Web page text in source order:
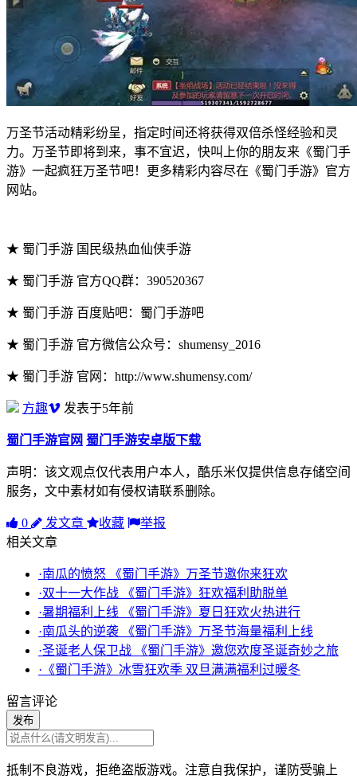
万圣节活动精彩纷呈，指定时间还将获得双倍杀怪经验和灵
力。万圣节即将到来，事不宜迟，快叫上你的朋友来《蜀门手
游》一起疯狂万圣节吧！更多精彩内容尽在《蜀门手游》官方
网站。
★ 蜀门手游 国民级热血仙侠手游
★ 蜀门手游 官方QQ群：390520367
★ 蜀门手游 百度贴吧：蜀门手游吧
★ 蜀门手游 官方微信公众号：shumensy_2016
★ 蜀门手游 官网：http://www.shumensy.com/
方趣 发表于5年前
蜀门手游官网 蜀门手游安卓版下载
声明：该文观点仅代表用户本人，酷乐米仅提供信息存储空间
服务，文中素材如有侵权请联系删除。
0 发文章 收藏
举报
相关文章
·南瓜的愤怒 《蜀门手游》万圣节邀你来狂欢
·双十一大作战 《蜀门手游》狂欢福利助脱单
·暑期福利上线 《蜀门手游》夏日狂欢火热进行
·南瓜头的逆袭 《蜀门手游》万圣节海量福利上线
·圣诞老人保卫战 《蜀门手游》邀您欢度圣诞奇妙之旅
·《蜀门手游》冰雪狂欢季 双旦满满福利过暖冬
留言评论
发布
抵制不良游戏，拒绝盗版游戏。注意自我保护，谨防受骗上